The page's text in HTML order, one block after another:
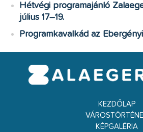
Hétvégi programajánló
július 17–19.
Programkavalkád az
KEZDŐLAP
KÉPGALÉRIA